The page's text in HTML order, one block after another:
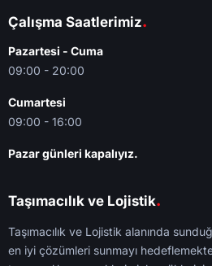
Çalışma Saatlerimiz.
Pazartesi - Cuma
09:00 - 20:00
Cumartesi
09:00 - 16:00
Pazar günleri kapalıyız.
Taşımacılık ve Lojistik.
Taşımacılık ve Lojistik alanında
en iyi çözümleri sunmayı